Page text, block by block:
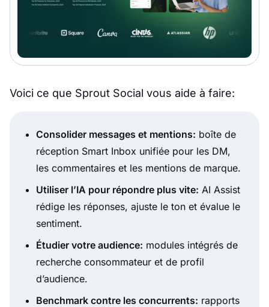
Voici ce que Sprout Social vous aide à faire:
Consolider messages et mentions: boîte de
réception Smart Inbox unifiée pour les DM,
les commentaires et les mentions de marque.
Utiliser l’IA pour répondre plus vite: AI Assist
rédige les réponses, ajuste le ton et évalue le
sentiment.
Étudier votre audience: modules intégrés de
recherche consommateur et de profil
d’audience.
Benchmark contre les concurrents: rapports